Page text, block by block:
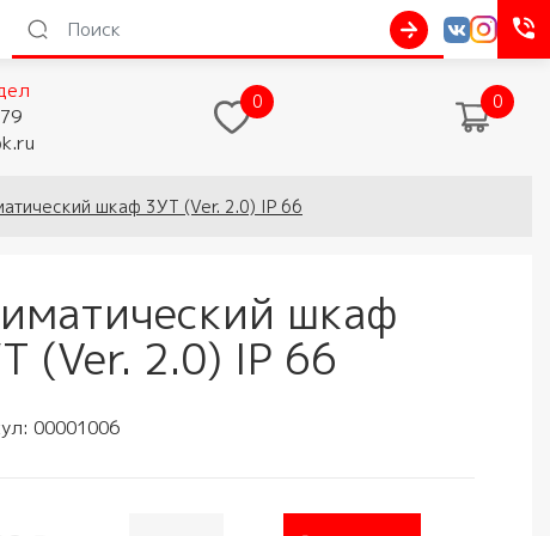
0 0
шкаф 3УТ (Ver. 2.0) IP 66
шкаф
(Ver. 2.0) IP 66
00001006